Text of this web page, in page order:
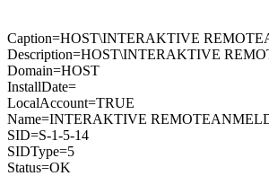
Caption=HOST\INTERAKTIVE
Description=HOST\INTERAKTIVE
Domain=HOST
InstallDate=
LocalAccount=TRUE
Name=INTERAKTIVE
SID=S-1-5-14
SIDType=5
Status=OK